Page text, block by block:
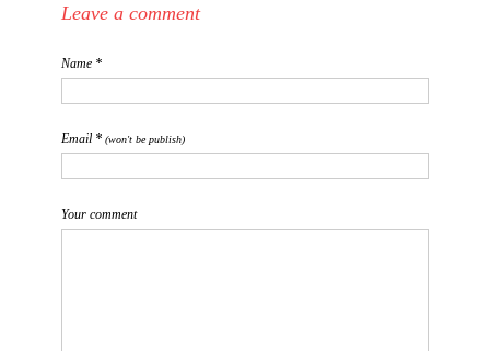
Leave a comment
Name *
Email * (won't be publish)
Your comment